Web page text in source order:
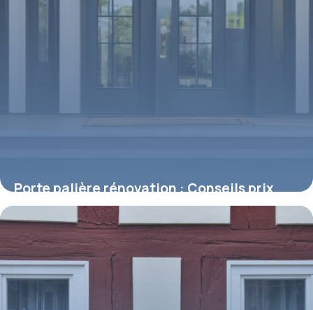
Porte palière rénovation : Conseils prix